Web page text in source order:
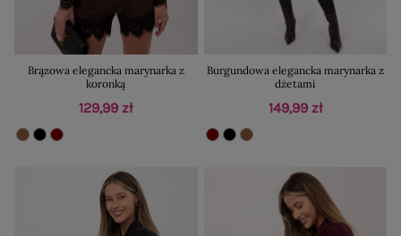
Brązowa elegancka marynarka z
koronką
129,99 zł
Burgundowa elegancka marynarka z
dżetami
149,99 zł